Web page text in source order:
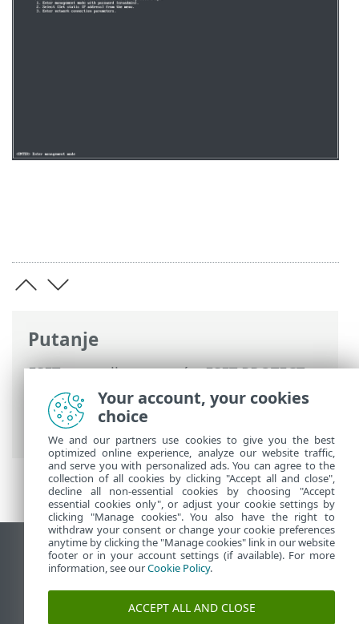
Putanje
ESET-ova online pomoć>ESET PROTECT
On-Prem
>Instalacija ESET PROTECT
virtualnog uređaja
> VMware
Workstation/Player
Prikaži stranicu za radnu površinu
End of Life
ESET-ova baza znanja
Your account, your cookies
choice
We and our partners use cookies to give you the best
optimized online experience, analyze our website traffic,
and serve you with personalized ads. You can agree to the
collection of all cookies by clicking "Accept all and close",
decline all non-essential cookies by choosing "Accept
essential cookies only", or adjust your cookie settings by
clicking "Manage cookies". You also have the right to
withdraw your consent or change your cookie preferences
anytime by clicking the "Manage cookies" link in our website
footer or in your account settings (if available). For more
information, see ourCookie Policy.
ACCEPT ALL AND CLOSE